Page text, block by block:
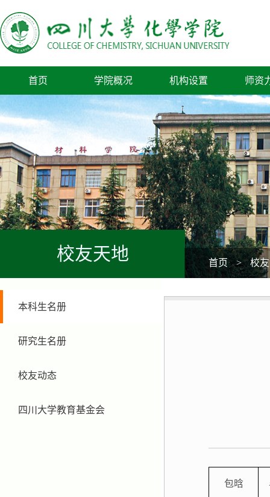
首页 学院概况 机构设置 师资
校友天地 首页 > 校
本科生名册
研究生名册
校友动态
四川大学教育基金会
包晗